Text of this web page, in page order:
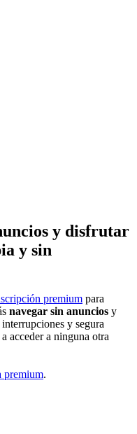
y disfrutar
y sin
premium para
navegar sin anuncios y
y segura
acceder a ninguna otra
premium.